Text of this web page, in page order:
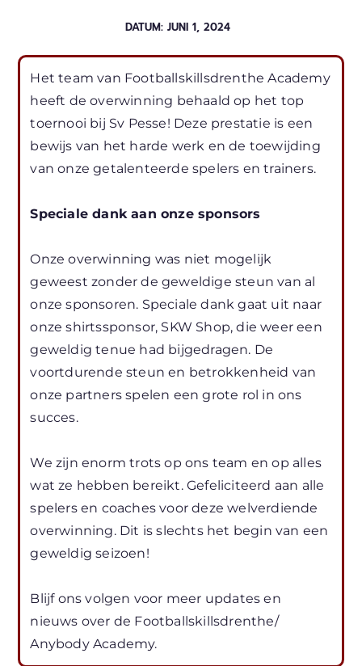
DATUM: JUNI 1, 2024
Het team van Footballskillsdrenthe Academy
heeft de overwinning behaald op het top
toernooi bij Sv Pesse! Deze prestatie is een
bewijs van het harde werk en de toewijding
van onze getalenteerde spelers en trainers.
Speciale dank aan onze sponsors
Onze overwinning was niet mogelijk
geweest zonder de geweldige steun van al
onze sponsoren. Speciale dank gaat uit naar
onze shirtssponsor, SKW Shop, die weer een
geweldig tenue had bijgedragen. De
voortdurende steun en betrokkenheid van
onze partners spelen een grote rol in ons
succes.
We zijn enorm trots op ons team en op alles
wat ze hebben bereikt. Gefeliciteerd aan alle
spelers en coaches voor deze welverdiende
overwinning. Dit is slechts het begin van een
geweldig seizoen!
Blijf ons volgen voor meer updates en
nieuws over de Footballskillsdrenthe/
Anybody Academy.